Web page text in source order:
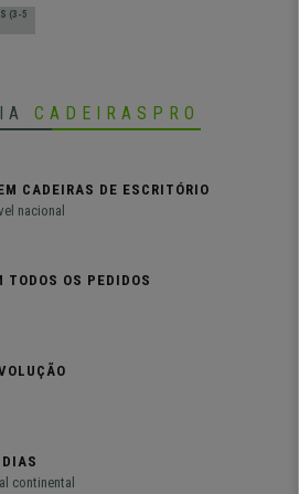
(3-5
CADEIRASPRO
CADEIRAS DE ESCRITÓRIO
nacional
TODOS OS PEDIDOS
continental